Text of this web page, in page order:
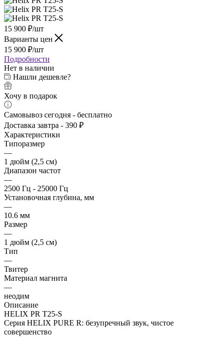
15 900 ₽/шт
Варианты цен
15 900 ₽/шт
Подробности
Нет в наличии
Нашли дешевле?
Хочу в подарок
Самовывоз сегодня - бесплатно
Доставка завтра - 390 ₽
Характеристики
Типоразмер
—
1 дюйм (2,5 см)
Диапазон частот
—
2500 Гц - 25000 Гц
Установочная глубина, мм
—
10.6 мм
Размер
—
1 дюйм (2,5 см)
Тип
—
Твитер
Материал магнита
—
неодим
Описание
HELIX PR T25-S
Серия HELIX PURE R: безупречный звук, чистое
совершенство